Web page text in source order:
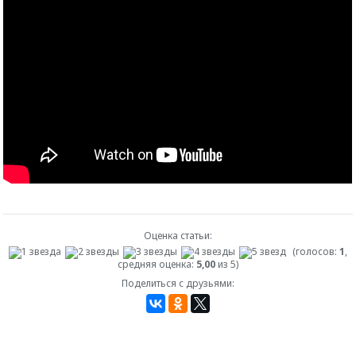
Оценка статьи:
(голосов: 1,
средняя оценка: 5,00 из 5)
Поделиться с друзьями: